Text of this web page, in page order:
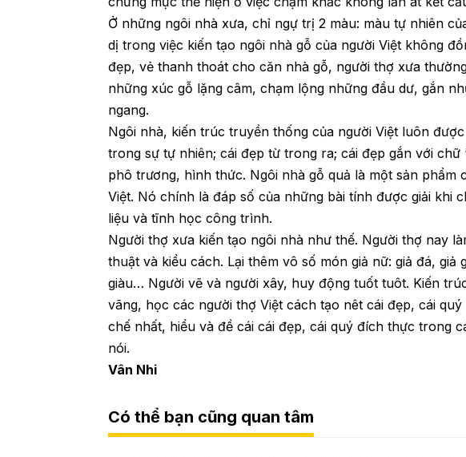
Ở những ngôi nhà xưa, chỉ ngự trị 2 màu: màu tự nhiên
dị trong việc kiến tạo ngôi nhà gỗ của người Việt không
đẹp, vẻ thanh thoát cho căn nhà gỗ, người thợ xưa
những xúc gỗ lặng câm, chạm lộng những đầu dư, gắn
ngang.
Ngôi nhà, kiến trúc truyền thống của người Việt luôn
trong sự tự nhiên; cái đẹp từ trong ra; cái đẹp gắn với chữ
phô trương, hình thức. Ngôi nhà gỗ quả là một sản phẩm
Việt. Nó chính là đáp số của những bài tính được giải khi
liệu và tĩnh học công trình.
Người thợ xưa kiến tạo ngôi nhà như thế. Người thợ nay
thuật và kiểu cách. Lại thêm vô số món giả nữ: giả đá, giả
giàu… Người vẽ và người xây, huy động tuốt tuôt. Kiến
vãng, học các người thợ Việt cách tạo nêt cái đẹp, cái
chế nhất, hiểu và đề cái cái đẹp, cái quý đích thực trong
nói.
Vân Nhi
Có thể bạn cũng quan tâm